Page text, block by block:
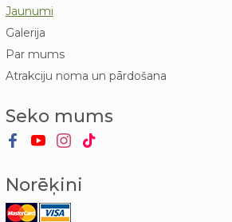
Jaunumi
Galerija
Par mums
Atrakciju noma un pārdošana
Seko mums
Norēķini